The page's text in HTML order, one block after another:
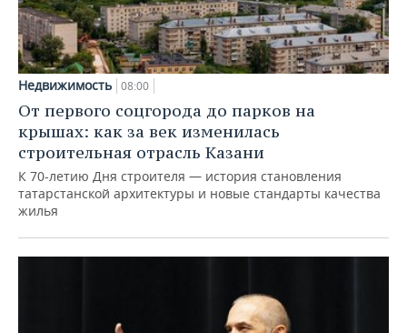
Недвижимость 08:00
От первого соцгорода до парков на
крышах: как за век изменилась
строительная отрасль Казани
К 70-летию Дня строителя — история становления
татарстанской архитектуры и новые стандарты качества
жилья